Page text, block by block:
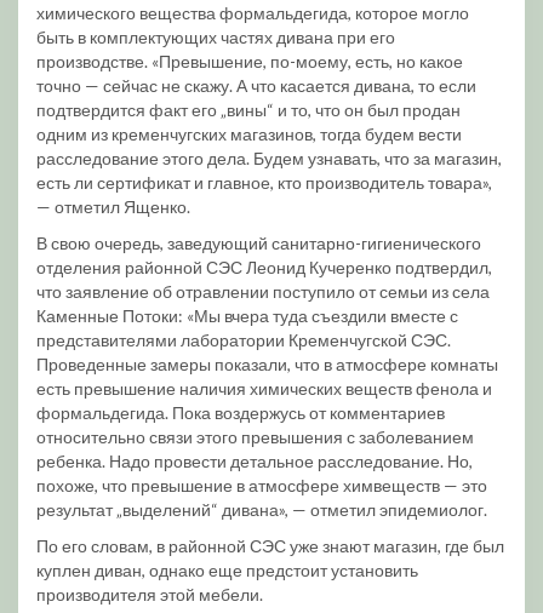
химического вещества формальдегида, которое могло
быть в комплектующих частях дивана при его
производстве. «Превышение, по-моему, есть, но какое
точно — сейчас не скажу. А что касается дивана, то если
подтвердится факт его „вины“ и то, что он был продан
одним из кременчугских магазинов, тогда будем вести
расследование этого дела. Будем узнавать, что за магазин,
есть ли сертификат и главное, кто производитель товара»,
— отметил Ященко.
В свою очередь, заведующий санитарно-гигиенического
отделения районной СЭС Леонид Кучеренко подтвердил,
что заявление об отравлении поступило от семьи из села
Каменные Потоки: «Мы вчера туда съездили вместе с
представителями лаборатории Кременчугской СЭС.
Проведенные замеры показали, что в атмосфере комнаты
есть превышение наличия химических веществ фенола и
формальдегида. Пока воздержусь от комментариев
относительно связи этого превышения с заболеванием
ребенка. Надо провести детальное расследование. Но,
похоже, что превышение в атмосфере химвеществ — это
результат „выделений“ дивана», — отметил эпидемиолог.
По его словам, в районной СЭС уже знают магазин, где был
куплен диван, однако еще предстоит установить
производителя этой мебели.